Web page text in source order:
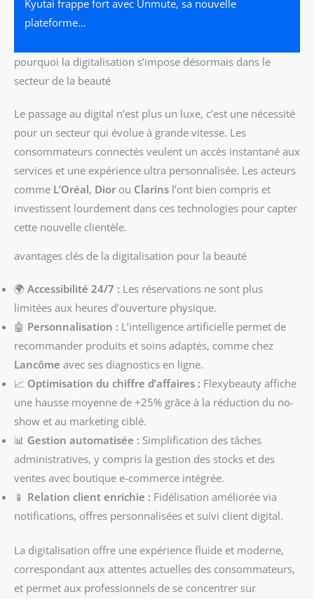
Kyutai frappe fort avec Unmute, sa nouvelle
plateforme…
pourquoi la digitalisation s’impose désormais dans le
secteur de la beauté
Le passage au digital n’est plus un luxe, c’est une nécessité
pour un secteur qui évolue à grande vitesse. Les
consommateurs connectés veulent un accès instantané aux
services et une expérience ultra personnalisée. Les acteurs
comme L’Oréal, Dior ou Clarins l’ont bien compris et
investissent lourdement dans ces technologies pour capter
cette nouvelle clientèle.
avantages clés de la digitalisation pour la beauté
🌍 Accessibilité 24/7 : Les réservations ne sont plus
limitées aux heures d’ouverture physique.
🤖 Personnalisation : L’intelligence artificielle permet de
recommander produits et soins adaptés, comme chez
Lancôme avec ses diagnostics en ligne.
📈 Optimisation du chiffre d’affaires : Flexybeauty affiche
une hausse moyenne de +25% grâce à la réduction du no-
show et au marketing ciblé.
📊 Gestion automatisée : Simplification des tâches
administratives, y compris la gestion des stocks et des
ventes avec boutique e-commerce intégrée.
📱 Relation client enrichie : Fidélisation améliorée via
notifications, offres personnalisées et suivi client digital.
La digitalisation offre une expérience fluide et moderne,
correspondant aux attentes actuelles des consommateurs,
et permet aux professionnels de se concentrer sur